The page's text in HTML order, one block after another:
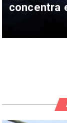
concentra